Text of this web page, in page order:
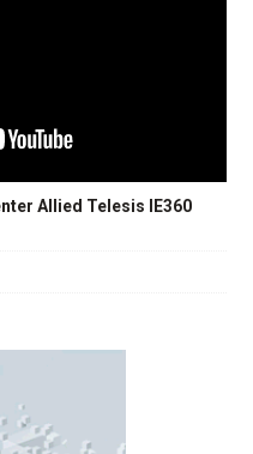
Allied Telesis IE360